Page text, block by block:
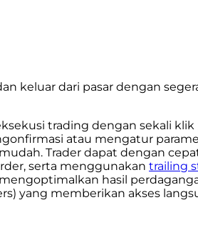
keluar dari pasar dengan
trading dengan sekali
atau mengatur
Trader dapat dengan
serta menggunakan trailing
hasil
yang memberikan akses